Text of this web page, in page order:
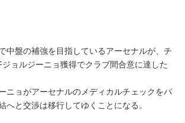
中盤の補強を目指しているアーセナルが、チ
ョルジーニョ獲得でクラブ間合意に達した
ニョがアーセナルのメディカルチェックをパ
へと交渉は移行してゆくことになる。